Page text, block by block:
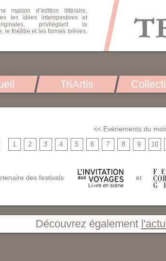
maison d’édition littéraire,
les idées intempestives et
privilégiant la
le théâtre et les formes brèves.
TriArtis
<< Evénements du
1 2 3 4 5 6 7 8 9 10
des festivals et
Découvrez également